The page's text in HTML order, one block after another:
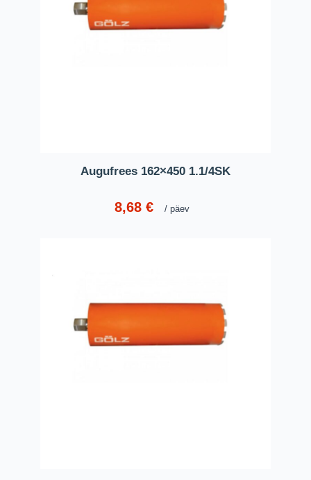
Augufrees 162×450 1.1/4SK
8,68 € päev